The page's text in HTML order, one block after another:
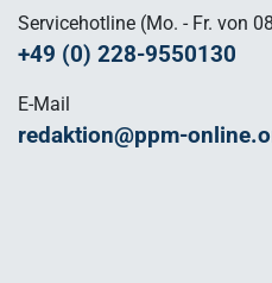
Servicehotline (Mo. - Fr. von
+49 (0) 228-9550130
E-Mail
redaktion@ppm-